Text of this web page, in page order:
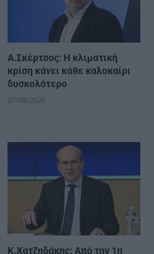
A.Σκέρτσος: Η κλιματική
κρίση κάνει κάθε καλοκαίρι
δυσκολότερο
07/08/2026
Κ.Χατζηδάκης: Από την 1η